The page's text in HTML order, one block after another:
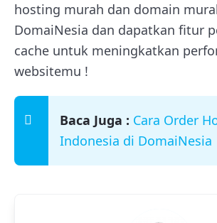
hosting murah dan domain
DomaiNesia dan dapatkan fitur
cache untuk meningkatkan
websitemu !
Baca Juga : Cara Order
Indonesia di DomaiNesia